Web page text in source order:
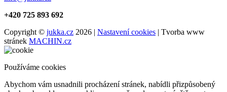
+420 725 893 692
Copyright © jukka.cz 2026 | Nastavení cookies | Tvorba www
stránek MACHIN.cz
Používáme cookies
Abychom vám usnadnili procházení stránek, nabídli přizpůsobený